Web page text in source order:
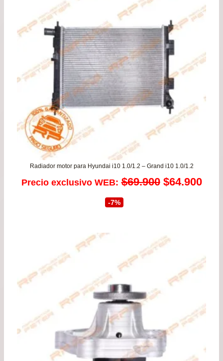
$49.900.
Radiador motor para Hyundai i10 1.0/1.2 – Grand i10 1.0/1.2
Precio exclusivo WEB: $69.900 El
era:
$69.900.
$64.900El
-7%